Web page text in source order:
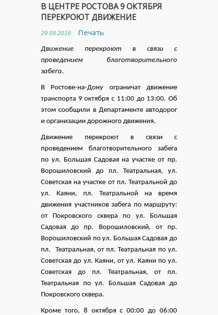
В ЦЕНТРЕ РОСТОВА 9 ОКТЯБРЯ
ПЕРЕКРОЮТ ДВИЖЕНИЕ
29.09.2016 Печать
Движение перекроют в связи с
проведением благотворительного
забега.
В Ростове-на-Дону ограничат движение
транспорта 9 октября с 11:00 до 13:00. Об
этом сообщили в Департаменте автодорог
и организации дорожного движения.
Движение перекроют в связи с
проведением благотворительного забега
по ул. Большая Садовая на участке от пр.
Ворошиловский до пл. Театральная, ул.
Советская на участке от пл. Театральной до
ул. Каяни, пл. Театральной на время
движения участников забега по маршруту:
от Покровского сквера по ул. Большая
Садовая до пр. Ворошиловский, от пр.
Ворошиловский по ул. Большая Садовая до
пл.
Театральная, от пл. Театральная по ул.
Советская до ул. Каяни, от ул. Каяни по ул.
Советская до пл. Театральная, от пл.
Театральная по ул. Большая Садовая до
Покровского сквера.
Кроме того, 8 октября с 00:00 до 06:00